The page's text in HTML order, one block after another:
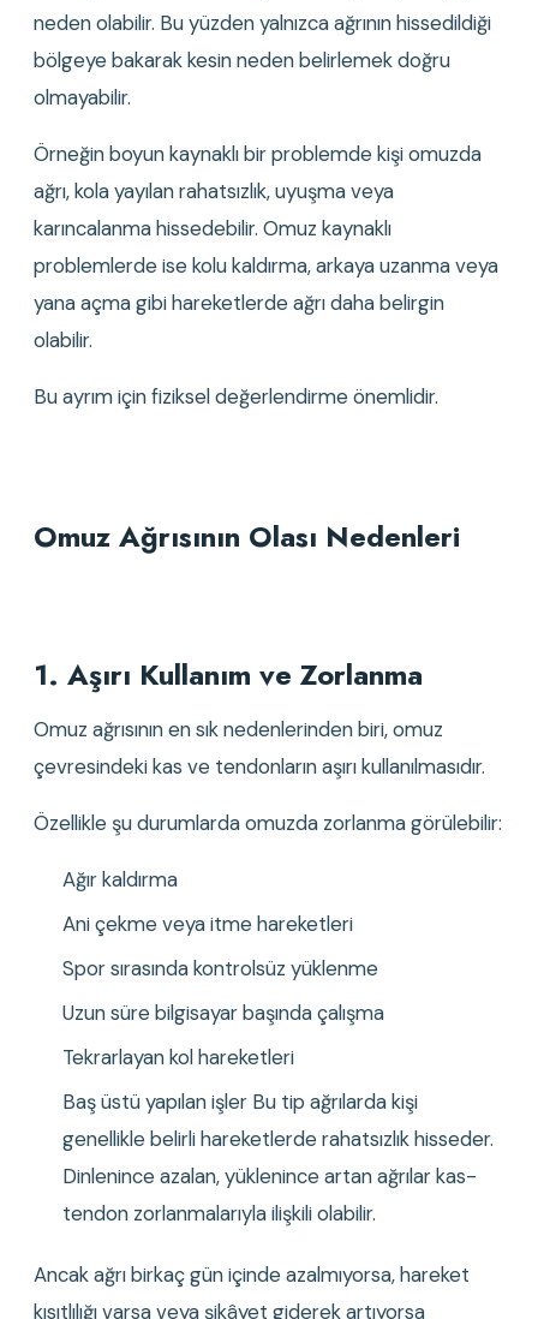
neden olabilir. Bu yüzden yalnızca ağrının hissedildiği
bölgeye bakarak kesin neden belirlemek doğru
olmayabilir.
Örneğin boyun kaynaklı bir problemde kişi omuzda
ağrı, kola yayılan rahatsızlık, uyuşma veya
karıncalanma hissedebilir. Omuz kaynaklı
problemlerde ise kolu kaldırma, arkaya uzanma veya
yana açma gibi hareketlerde ağrı daha belirgin
olabilir.
Bu ayrım için fiziksel değerlendirme önemlidir.
Omuz Ağrısının Olası Nedenleri
1. Aşırı Kullanım ve Zorlanma
Omuz ağrısının en sık nedenlerinden biri, omuz
çevresindeki kas ve tendonların aşırı kullanılmasıdır.
Özellikle şu durumlarda omuzda zorlanma görülebilir:
Ağır kaldırma
Ani çekme veya itme hareketleri
Spor sırasında kontrolsüz yüklenme
Uzun süre bilgisayar başında çalışma
Tekrarlayan kol hareketleri
Baş üstü yapılan işler Bu tip ağrılarda kişi
genellikle belirli hareketlerde rahatsızlık hisseder.
Dinlenince azalan, yüklenince artan ağrılar kas-
tendon zorlanmalarıyla ilişkili olabilir.
Ancak ağrı birkaç gün içinde azalmıyorsa, hareket
kısıtlılığı varsa veya şikâyet giderek artıyorsa